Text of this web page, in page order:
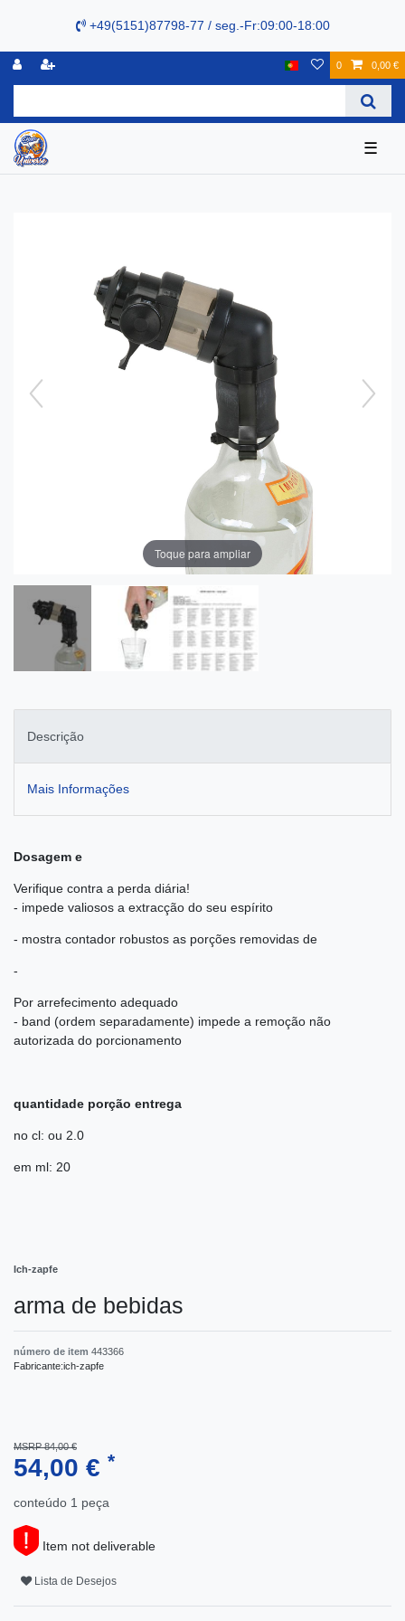
+49(5151)87798-77 / seg.-Fr:09:00-18:00
0 0,00 €
☰
Toque para ampliar
Descrição
Mais Informações
Dosagem e
Verifique contra a perda diária!
- impede valiosos a extracção do seu espírito
- mostra contador robustos as porções removidas de
-
Por arrefecimento adequado
- band (ordem separadamente) impede a remoção não
autorizada do porcionamento
quantidade porção entrega
no cl: ou 2.0
em ml: 20
Ich-zapfe
arma de bebidas
número de item 443366
Fabricante:ich-zapfe
MSRP 84,00 €
54,00 € *
conteúdo 1 peça
Item not deliverable
Lista de Desejos